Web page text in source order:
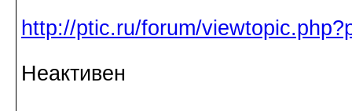
http://ptic.ru/forum/
Неактивен